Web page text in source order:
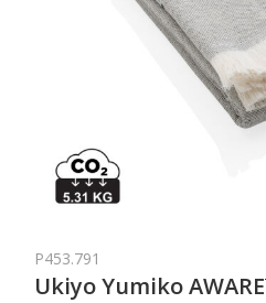
P453.791
Ukiyo Yumiko